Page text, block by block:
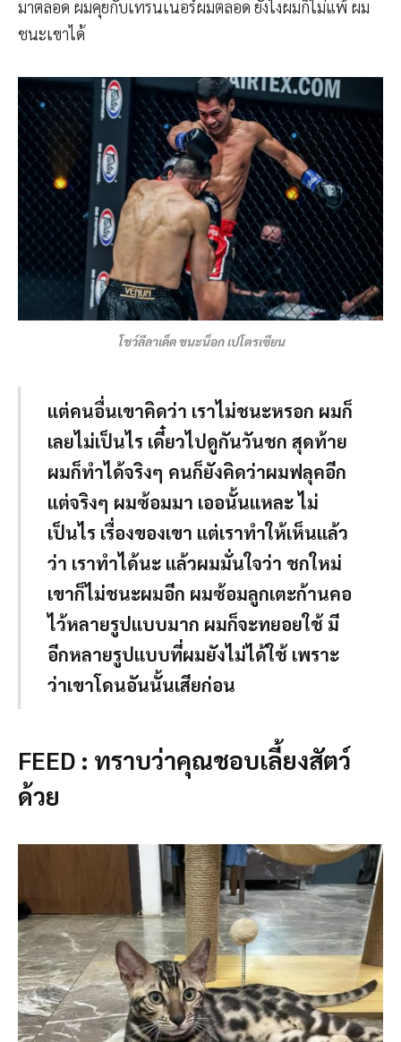
มาตลอด ผมคุยกับเทรนเนอร์ผมตลอด ยังไงผมก็ไม่แพ้ ผม
ชนะเขาได้
โชว์ลีลาเด็ด ชนะน็อก เปโตรเซียน
แต่คนอื่นเขาคิดว่า เราไม่ชนะหรอก ผมก็
เลยไม่เป็นไร เดี๋ยวไปดูกันวันชก สุดท้าย
ผมก็ทำได้จริงๆ คนก็ยังคิดว่าผมฟลุคอีก
แต่จริงๆ ผมซ้อมมา เออนั้นแหละ ไม่
เป็นไร เรื่องของเขา แต่เราทำให้เห็นแล้ว
ว่า เราทำได้นะ แล้วผมมั่นใจว่า ชกใหม่
เขาก็ไม่ชนะผมอีก ผมซ้อมลูกเตะก้านคอ
ไว้หลายรูปแบบมาก ผมก็จะทยอยใช้ มี
อีกหลายรูปแบบที่ผมยังไม่ได้ใช้ เพราะ
ว่าเขาโดนอันนั้นเสียก่อน
FEED : ทราบว่าคุณชอบเลี้ยงสัตว์
ด้วย